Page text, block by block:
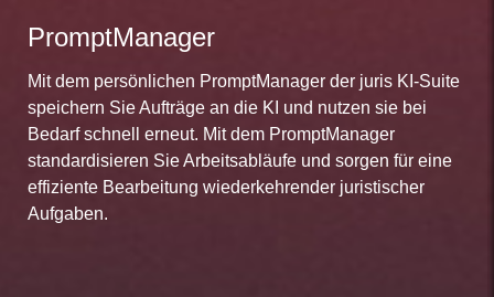
PromptManager
Mit dem persönlichen PromptManager der juris KI-Suite
speichern Sie Aufträge an die KI und nutzen sie bei
Bedarf schnell erneut. Mit dem PromptManager
standardisieren Sie Arbeitsabläufe und sorgen für eine
effiziente Bearbeitung wiederkehrender juristischer
Aufgaben.